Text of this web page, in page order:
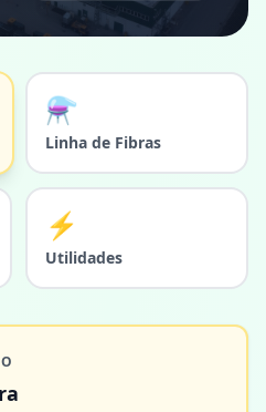
⚗️
Linha de Fibras
⚡
Utilidades